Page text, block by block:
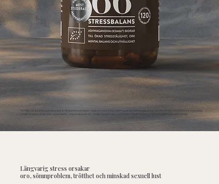
*KSM66 (rot av ashwagandha) bidrar till ökad stresstålighet, fysisk och mental kapacitet samt känslomässig balans, återhämtning, ork och lättare insomning.
Långvarig stress orsakar
oro, sömnproblem, trötthet och minskad sexuell lust